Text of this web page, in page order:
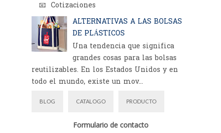
📧 Cotizaciones
ALTERNATIVAS A LAS BOLSAS
DE PLÁSTICOS
Una tendencia que significa
grandes cosas para las bolsas
reutilizables. En los Estados Unidos y en
todo el mundo, existe un mov...
BLOG CATALOGO PRODUCTO
Formulario de contacto